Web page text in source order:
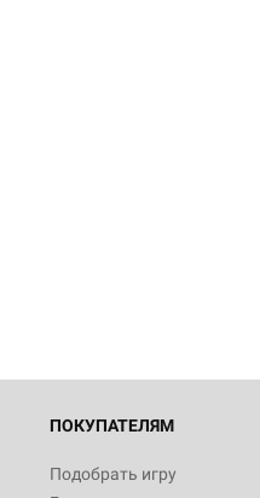
ПОКУПАТЕЛЯМ
Подобрать игру